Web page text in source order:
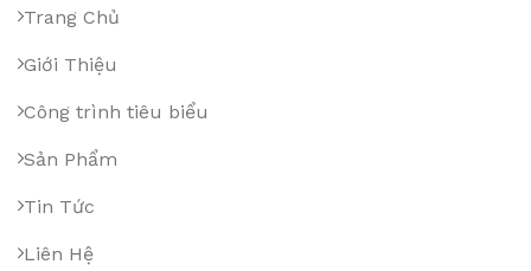
Trang Chủ
Giới Thiệu
Công trình tiêu biểu
Sản Phẩm
Tin Tức
Liên Hệ